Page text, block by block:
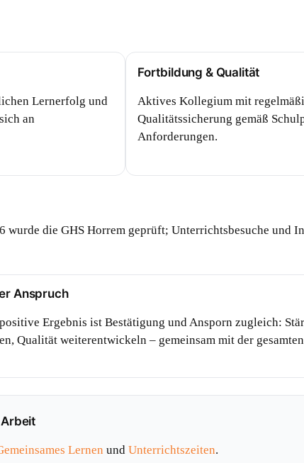
Lernerfolg und
an
Fortbildung & Qualität
Aktives Kollegium mit
Qualitätssicherung gemäß
Anforderungen.
die GHS Horrem geprüft; Unterrichtsbesuche und
Anspruch
Ergebnis ist Bestätigung und Ansporn zugleich:
Qualität weiterentwickeln – gemeinsam mit der
Lernen und Unterrichtszeiten.